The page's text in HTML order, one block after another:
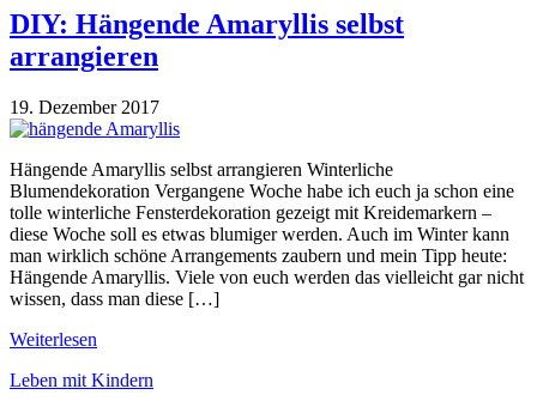
DIY: Hängende Amaryllis selbst
arrangieren
19. Dezember 2017
Hängende Amaryllis selbst arrangieren Winterliche
Blumendekoration Vergangene Woche habe ich euch ja schon eine
tolle winterliche Fensterdekoration gezeigt mit Kreidemarkern –
diese Woche soll es etwas blumiger werden. Auch im Winter kann
man wirklich schöne Arrangements zaubern und mein Tipp heute:
Hängende Amaryllis. Viele von euch werden das vielleicht gar nicht
wissen, dass man diese […]
Weiterlesen
Leben mit Kindern